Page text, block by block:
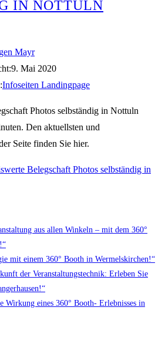
IN NOTTULN
Mayr
9. Mai 2020
Infoseiten Landingpage
Photos selbständig in Nottuln
Den aktuellsten und
Seite finden Sie hier.
Belegschaft Photos selbständig in
aus allen Winkeln – mit dem 360°
mit einem 360° Booth in Wermelskirchen!“
der Veranstaltungstechnik: Erleben Sie
Wirkung eines 360° Booth- Erlebnisses in